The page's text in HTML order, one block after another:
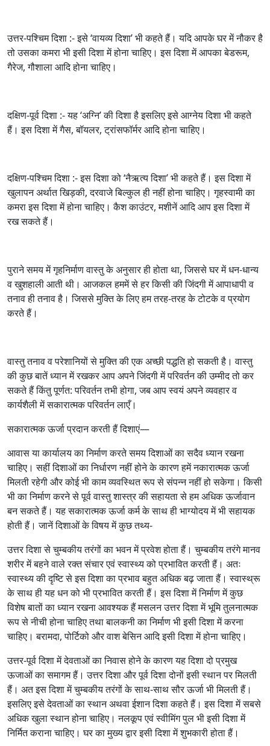
उत्तर-पश्चिम दिशा :- इसे ‘वायव्य दिशा’ भी कहते हैं। यदि आपके घर में नौकर है
तो उसका कमरा भी इसी दिशा में होना चाहिए। इस दिशा में आपका बेडरूम,
गैरेज, गौशाला आदि होना चाहिए।
दक्षिण-पूर्व दिशा :- यह ‘अग्नि’ की दिशा है इसलिए इसे आग्नेय दिशा भी कहते
हैं। इस दिशा में गैस, बॉयलर, ट्रांसफॉर्मर आदि होना चाहिए।
दक्षिण-पश्चिम दिशा :- इस दिशा को ‘नैऋत्य दिशा’ भी कहते हैं। इस दिशा में
खुलापन अर्थात खिड़की, दरवाजे बिल्कुल ही नहीं होना चाहिए। गृहस्वामी का
कमरा इस दिशा में होना चाहिए। कैश काउंटर, मशीनें आदि आप इस दिशा में
रख सकते हैं।
पुराने समय में गृहनिर्माण वास्तु के अनुसार ही होता था, जिससे घर में धन-धान्य
व खुशहाली आती थी। आजकल हममें से हर किसी की जिंदगी में आपाधापी व
तनाव ही तनाव है। जिससे मुक्ति के लिए हम तरह-तरह के टोटके व प्रयोग
करते हैं।
वास्तु तनाव व परेशानियों से मुक्ति की एक अच्छी पद्धति हो सकती है। वास्तु
की कुछ बातें ध्यान में रखकर आप अपने जिंदगी में परिवर्तन की उम्मीद तो कर
सकते हैं किंतु पूर्णत: परिवर्तन तभी होगा, जब आप स्वयं अपने व्यवहार व
कार्यशैली में सकारात्मक परिवर्तन लाएँ।
सकारात्मक ऊर्जा प्रदान करती हैं दिशाएं—
आवास या कार्यालय का निर्माण करते समय दिशाओं का सदैव ध्यान रखना
चाहिए। सहीं दिशाओं का निर्धारण नहीं होने के कारण हमें नकारात्मक ऊर्जा
मिलती रहेगी और कोई भी काम व्यवस्थित रूप से संपन्न नहीं हो सकेगा। किसी
भी का निर्माण करने से पूर्व वास्तु शास्त्र की सहायता से हम अधिक ऊर्जावान
बन सकते हैं। यह सकारात्मक ऊर्जा कर्म के साथ ही भाग्योदय में भी सहायक
होती हैं। जानें दिशाओं के विषय में कुछ तथ्य-
उत्तर दिशा से चुम्बकीय तरंगों का भवन में प्रवेश होता हैं। चुम्बकीय तरंगे मानव
शरीर में बहने वाले रक्त संचार एवं स्वास्थ्य को प्रभावित करती हैं। अतः
स्वास्थ्य की दृष्टि से इस दिशा का प्रभाव बहुत अधिक बढ़ जाता हैं। स्वास्थ्रू
के साथ ही यह धन को भी प्रभावित करती हैं। इस दिशा में निर्माण में कुछ
विशेष बातों का ध्यान रखना आवश्यक हैं मसलन उत्तर दिशा में भूमि तुलनात्मक
रूप से नीची होना चाहिए तथा बालकनी का निर्माण भी इसी दिशा में करना
चाहिए। बरामदा, पोर्टिको और वाश बेसिन आदि इसी दिशा में होना चाहिए।
उत्तर-पूर्व दिशा में देवताओं का निवास होने के कारण यह दिशा दो प्रमुख
ऊजाओं का समागम हैं। उत्तर दिशा और पूर्व दिशा दोनों इसी स्थान पर मिलती
हैं। अत इस दिशा में चुम्बकीय तरंगों के साथ-साथ सौर ऊर्जा भी मिलती हैं।
इसलिए इसे देवताओं का स्थान अथवा ईशान दिशा कहते हैं। इस दिशा में सबसे
अधिक खुला स्थान होना चाहिए। नलकूप एवं स्वीमिंग पुल भी इसी दिशा में
निर्मित कराना चाहिए। घर का मुख्य द्वार इसी दिशा में शुभकारी होता हैं।